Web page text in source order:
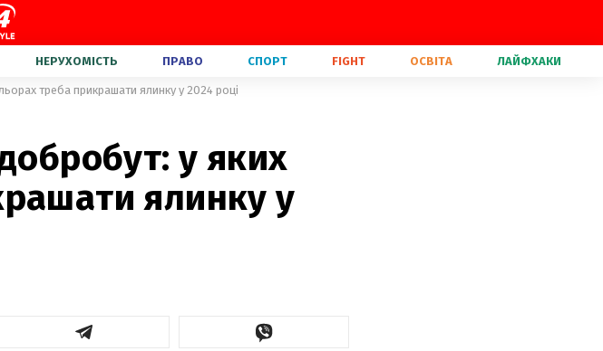
НЕРУХОМІСТЬ ПРАВО СПОРТ FIGHT ОСВІТА ЛАЙФХАКИ
треба прикрашати ялинку у 2024 році
у яких
ялинку у